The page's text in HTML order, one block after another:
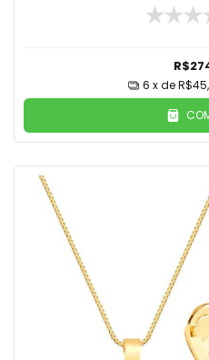
6 x de